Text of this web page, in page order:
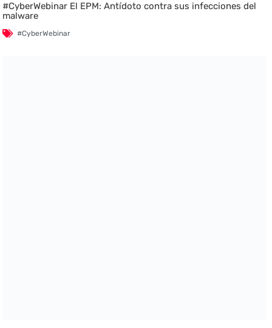
#CyberWebinar El EPM: Antídoto contra sus infecciones del
malware
#CyberWebinar